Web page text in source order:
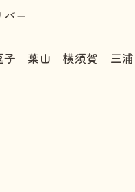
ー
子 葉山 横須賀 三浦